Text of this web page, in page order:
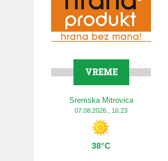
VREME
Sremska Mitrovica
07.08.2026., 16:23
38°C